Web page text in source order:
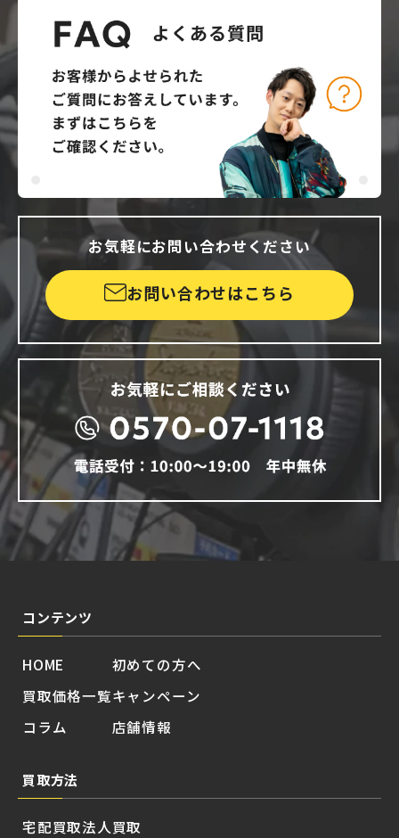
お気軽にお問い合わせください
お問い合わせはこちら
コンテンツ
HOME
買取価格一覧
コラム
初めての方へ
キャンペーン
店舗情報
買取方法
宅配買取法人買取